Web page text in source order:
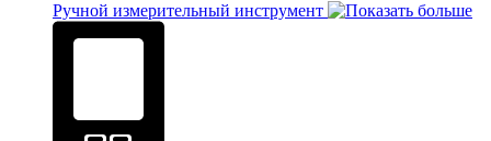
Ручной измерительный инструмент